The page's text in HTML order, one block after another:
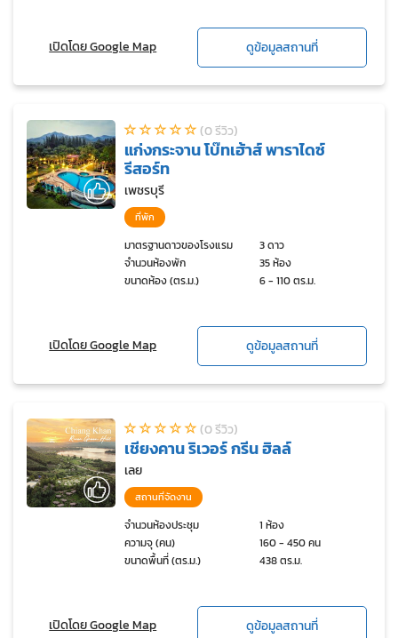
เปิดโดย Google Map ดูข้อมูลสถานที่
(0 รีวิว)
แก่งกระจาน โบ๊ทเฮ้าส์ พาราไดซ์
รีสอร์ท
เพชรบุรี
ที่พัก
มาตรฐานดาวของโรงแรม
3 ดาว
จำนวนห้องพัก
35 ห้อง
ขนาดห้อง (ตร.ม.)
6 - 110 ตร.ม.
เปิดโดย Google Map ดูข้อมูลสถานที่
(0 รีวิว)
เชียงคาน ริเวอร์ กรีน ฮิลล์
เลย
สถานที่จัดงาน
จำนวนห้องประชุม
1 ห้อง
ความจุ (คน)
160 - 450 คน
ขนาดพื้นที่ (ตร.ม.)
438 ตร.ม.
เปิดโดย Google Map ดูข้อมูลสถานที่